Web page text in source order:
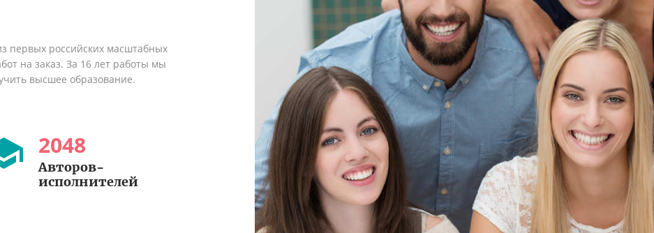
первых российских масштабных
на заказ. За 16 лет работы мы
высшее образование.
2048
Авторов-
исполнителей